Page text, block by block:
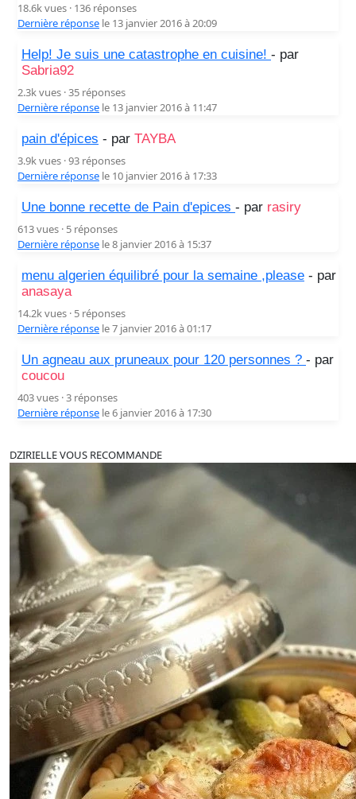
18.6k vues · 136 réponses
Dernière réponse le 13 janvier 2016 à 20:09
Help! Je suis une catastrophe en cuisine! - par
Sabria92
2.3k vues · 35 réponses
Dernière réponse le 13 janvier 2016 à 11:47
pain d'épices - par TAYBA
3.9k vues · 93 réponses
Dernière réponse le 10 janvier 2016 à 17:33
Une bonne recette de Pain d'epices - par rasiry
613 vues · 5 réponses
Dernière réponse le 8 janvier 2016 à 15:37
menu algerien équilibré pour la semaine ,please - par
anasaya
14.2k vues · 5 réponses
Dernière réponse le 7 janvier 2016 à 01:17
Un agneau aux pruneaux pour 120 personnes ? - par
coucou
403 vues · 3 réponses
Dernière réponse le 6 janvier 2016 à 17:30
DZIRIELLE VOUS RECOMMANDE